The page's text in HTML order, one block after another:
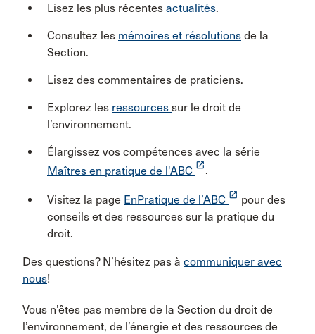
Lisez les plus récentes actualités.
Consultez les mémoires et résolutions de la
Section.
Lisez des commentaires de praticiens.
Explorez les ressources sur le droit de
l’environnement.
Élargissez vos compétences avec la série
Maîtres en pratique de l'ABC launch .
Visitez la page EnPratique de l’ABC launch pour des
conseils et des ressources sur la pratique du
droit.
Des questions? N’hésitez pas à communiquer avec
nous!
Vous n’êtes pas membre de la Section du droit de
l’environnement, de l’énergie et des ressources de